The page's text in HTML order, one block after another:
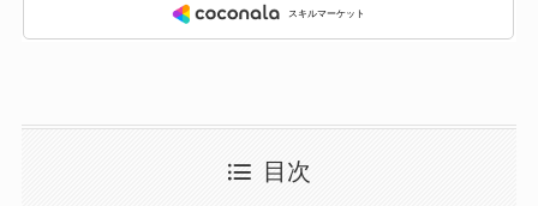
目次